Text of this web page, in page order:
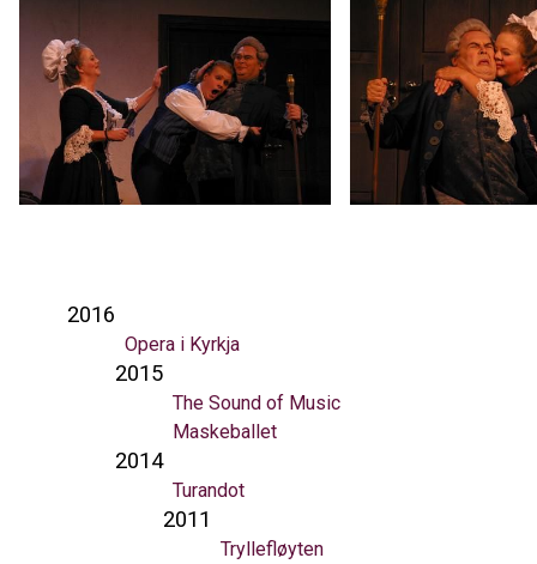
2016
Opera i Kyrkja
2015
The Sound of Music
Maskeballet
2014
Turandot
2011
Tryllefløyten